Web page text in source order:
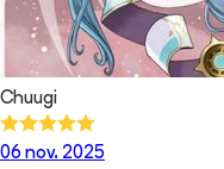
Chuugi
06 nov. 2025